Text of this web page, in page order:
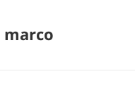
marco